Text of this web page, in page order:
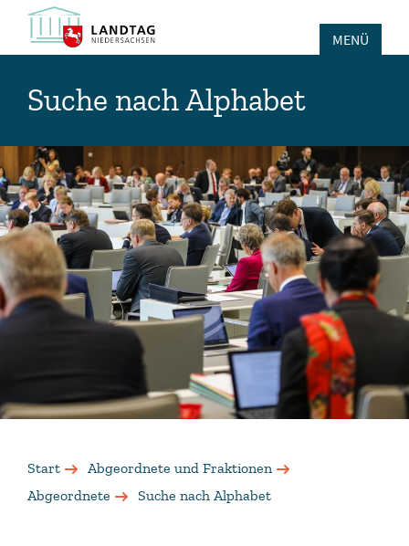
MENÜ
Suche nach Alphabet
Start
Abgeordnete und Fraktionen
Abgeordnete
Suche nach Alphabet